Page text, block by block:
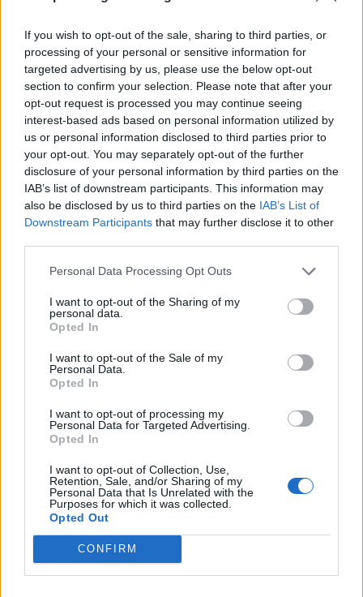
If you wish to opt-out of the sale, sharing to third parties, or
processing of your personal or sensitive information for
targeted advertising by us, please use the below opt-out
section to confirm your selection. Please note that after your
opt-out request is processed you may continue seeing
interest-based ads based on personal information utilized by
us or personal information disclosed to third parties prior to
your opt-out. You may separately opt-out of the further
disclosure of your personal information by third parties on the
IAB’s list of downstream participants. This information may
also be disclosed by us to third parties on the IAB’s List of
Downstream Participants that may further disclose it to other
Personal Data Processing Opt Outs
I want to opt-out of the Sharing of my
personal data.
Opted In
I want to opt-out of the Sale of my
Personal Data.
Opted In
I want to opt-out of processing my
Personal Data for Targeted Advertising.
Opted In
I want to opt-out of Collection, Use,
Retention, Sale, and/or Sharing of my
Personal Data that Is Unrelated with the
Purposes for which it was collected.
Opted Out
CONFIRM
ΠΑΡΑΠΟΛΙΤΙΚΑ
26.05.2025 10:04
Οι διαδηλώσεις κατά Μητσοτάκη για τη...
Γάζα, η Γεροβασίλη και το "πρόεδρε, δεν
αρέσουμε" και ο Φάμελλος στα χνάρια
του Κασσελάκη
Εγγραφή στο newsletter
Αποδέχομαι τους
και την πολιτική απορρήτου
X